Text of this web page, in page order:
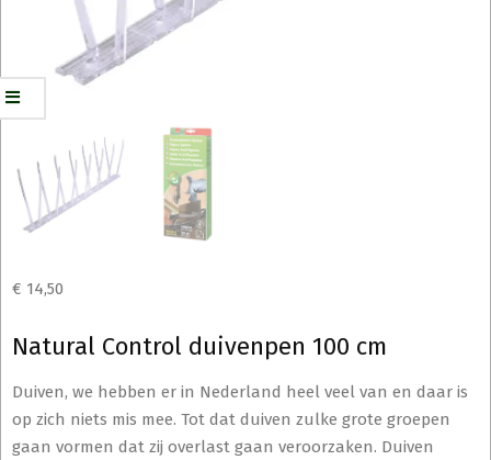
€ 14,50
Natural Control duivenpen 100 cm
Duiven, we hebben er in Nederland heel veel van en daar is
op zich niets mis mee. Tot dat duiven zulke grote groepen
gaan vormen dat zij overlast gaan veroorzaken. Duiven